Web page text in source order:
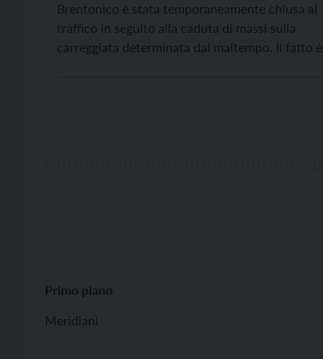
Brentonico è stata temporaneamente chiusa al
traffico in seguito alla caduta di massi sulla
carreggiata determinata dal maltempo. Il fatto è
Primo piano
Meridiani